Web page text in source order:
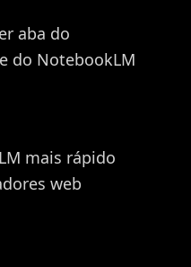
aba do
do NotebookLM
mais rápido
web